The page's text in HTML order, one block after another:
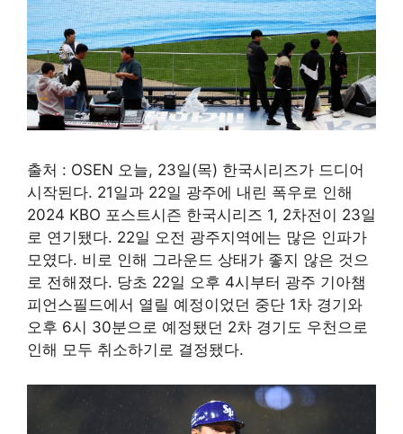
출처 : OSEN 오늘, 23일(목) 한국시리즈가 드디어
시작된다. 21일과 22일 광주에 내린 폭우로 인해
2024 KBO 포스트시즌 한국시리즈 1, 2차전이 23일
로 연기됐다. 22일 오전 광주지역에는 많은 인파가
모였다. 비로 인해 그라운드 상태가 좋지 않은 것으
로 전해졌다. 당초 22일 오후 4시부터 광주 기아챔
피언스필드에서 열릴 예정이었던 중단 1차 경기와
오후 6시 30분으로 예정됐던 2차 경기도 우천으로
인해 모두 취소하기로 결정됐다.